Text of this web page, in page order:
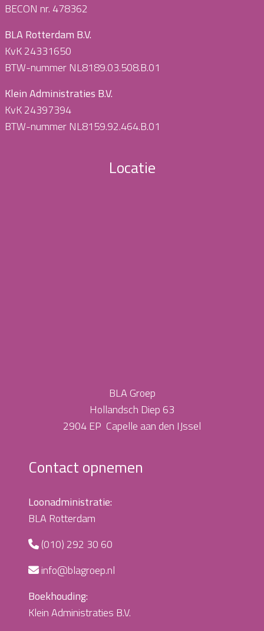
BECON nr. 478362
BLA Rotterdam B.V.
KvK 24331650
BTW-nummer NL8189.03.508.B.01
Klein Administraties B.V.
KvK 24397394
BTW-nummer NL8159.92.464.B.01
Locatie
BLA Groep
Hollandsch Diep 63
2904 EP Capelle aan den IJssel
Contact opnemen
Loonadministratie:
BLA Rotterdam
(010) 292 30 60
info@blagroep.nl
Boekhouding:
Klein Administraties B.V.